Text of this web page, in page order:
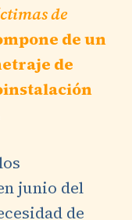
de
de un
de
junio del
de